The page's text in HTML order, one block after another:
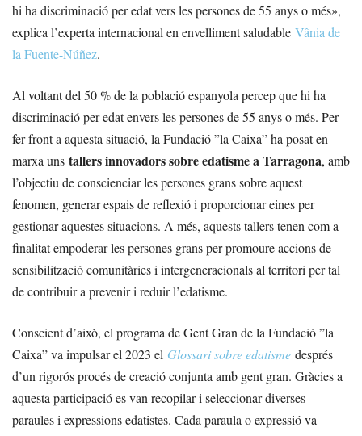
hi ha discriminació per edat vers les persones de 55 anys o més»,
explica l’experta internacional en envelliment saludable Vânia de
la Fuente-Núñez.
Al voltant del 50 % de la població espanyola percep que hi ha
discriminació per edat envers les persones de 55 anys o més. Per
fer front a aquesta situació, la Fundació ”la Caixa” ha posat en
marxa uns tallers innovadors sobre edatisme a Tarragona, amb
l’objectiu de conscienciar les persones grans sobre aquest
fenomen, generar espais de reflexió i proporcionar eines per
gestionar aquestes situacions. A més, aquests tallers tenen com a
finalitat empoderar les persones grans per promoure accions de
sensibilització comunitàries i intergeneracionals al territori per tal
de contribuir a prevenir i reduir l’edatisme.
Conscient d’això, el programa de Gent Gran de la Fundació ”la
Caixa” va impulsar el 2023 el Glossari sobre edatisme després
d’un rigorós procés de creació conjunta amb gent gran. Gràcies a
aquesta participació es van recopilar i seleccionar diverses
paraules i expressions edatistes. Cada paraula o expressió va